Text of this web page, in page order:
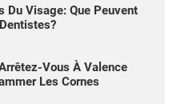
Du Visage: Que Peuvent
Vous À Valence
Les Cornes